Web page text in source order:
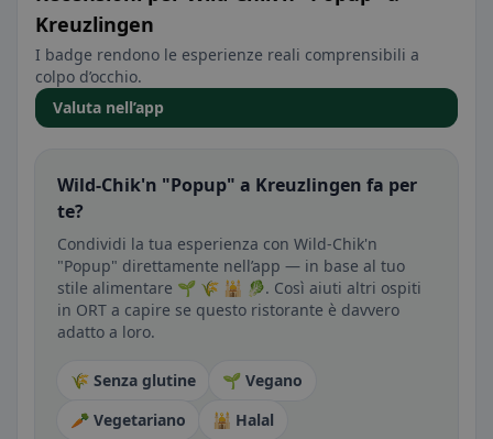
Kreuzlingen
I badge rendono le esperienze reali comprensibili a
colpo d’occhio.
Valuta nell’app
Wild-Chik'n "Popup" a Kreuzlingen fa per
te?
Condividi la tua esperienza con Wild-Chik'n
"Popup" direttamente nell’app — in base al tuo
stile alimentare 🌱 🌾 🕌 🥬. Così aiuti altri ospiti
in ORT a capire se questo ristorante è davvero
adatto a loro.
🌾 Senza glutine
🌱 Vegano
🥕 Vegetariano
🕌 Halal